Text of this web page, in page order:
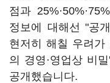
점과
정보에 대해선 "공
현저히 해칠 우려가
의 경영·영업상 비
공개했습니다.